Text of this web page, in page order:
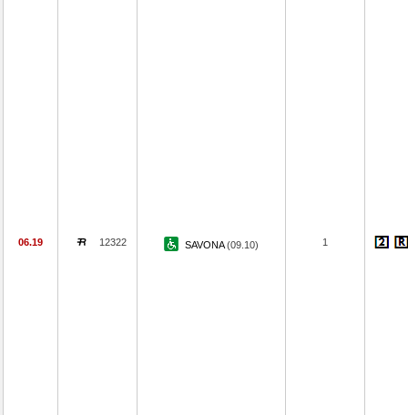
06.19 12322 SAVONA(09.10) 1